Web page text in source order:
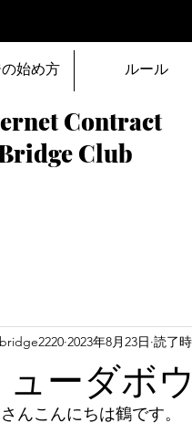
Contract
Club
始め方 ルール
ーダボ
2023年8月23日 読了
んこんにちは鶴です。